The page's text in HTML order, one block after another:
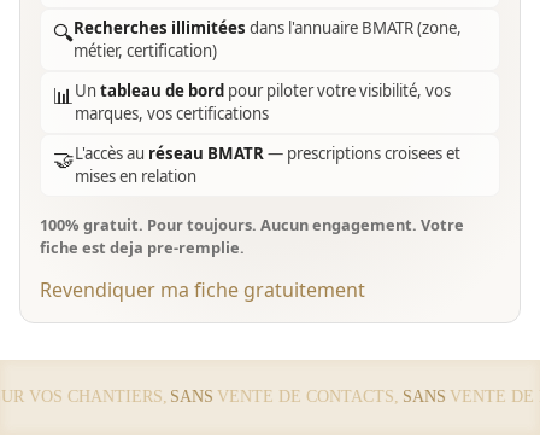
🔍Recherches illimitées dans l'annuaire BMATR (zone,
métier, certification)
📊Untableau de bord pour piloter votre visibilité, vos
marques, vos certifications
🤝L'accès au réseau BMATR— prescriptions croisees et
mises en relation
100% gratuit. Pour toujours. Aucun engagement. Votre
fiche est deja pre-remplie.
Revendiquer ma fiche gratuitement
VOS CHANTIERS, SANSVENTE DE CONTACTS,SANSVENTE DE